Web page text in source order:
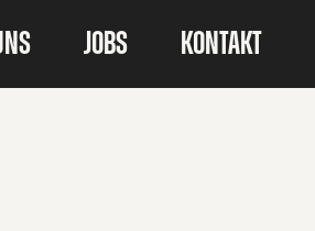
JOBS KONTAKT